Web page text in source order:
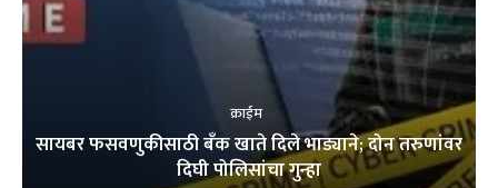
क्राईम
सायबर फसवणुकीसाठी बँक खाते दिले भाड्याने; दोन तरुणांवर
दिघी पोलिसांचा गुन्हा